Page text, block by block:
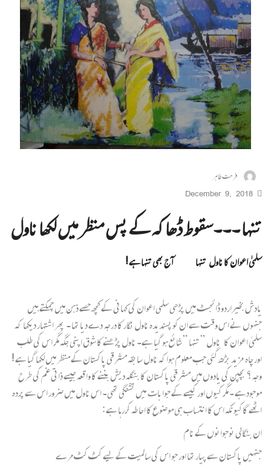
فرحت طاہر
December 9, 2018
تنہا ۔۔۔سقوط ڈھاکہ کے پس منظر میں لکھا ناول
سلمیٰ اعوان کا ناول تنہا آ ج بھی تنہا ہے !
یادش بخیراردو ڈائجسٹ میں پڑھی سلمٰی اعوان کی کہانی کے کچھ حصے ذہن میں چمکتے ہیں
جنہوں نے اس وقت سے ان کو پسندیدہ ناول نگار کا درجہ دے دیا تھا ۔ پھر اشتہار دیکھا کہ
سلمیٰ اعوان کا ناول ” تنہا ” شائع ہو گیا ہے۔ ناول پڑھنے کا شوق اپنی جگہ مگر اس کی طلب
اور چاہ مزید بڑھ گئی جب معلوم ہوا کہ ناول سابقہ مشرقی پاکستان کے منظر میں لکھا گیا ہے !
وجہ ؟ بچپن کی یادوں میں مشرقی پاکستان کا بنگلہ دیش بننے کا واقعہ جیسے ذاتی غم کی طرح
موجودہے ۔ مگر کیوں اور کیسے کے جوابات میں تشنگی تھی۔ اس ناول میں ضرور اس سے پردہ
اٹھے گاکیونکہ اس کا انتساب ہی موضوع کا احا طہ کررہا ہے :
ان بنگالی نوجوانوں کے نام
جنہیں پاکستان سے پیار تھا اور جو اس کی سالمیت کے لیے کٹ کٹ مرے